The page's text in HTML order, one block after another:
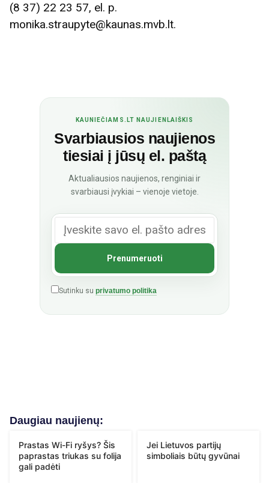
(8 37) 22 23 57, el. p.
monika.straupyte@kaunas.mvb.lt.
KAUNIEČIAMS.LT NAUJIENLAIŠKIS
Svarbiausios naujienos
tiesiai į jūsų el. paštą
Aktualiausios naujienos, renginiai ir
svarbiausi įvykiai – vienoje vietoje.
Sutinku su privatumo politika
Daugiau naujienų:
Prastas Wi-Fi ryšys? Šis
paprastas triukas su folija
gali padėti
Jei Lietuvos partijų
simboliais būtų gyvūnai